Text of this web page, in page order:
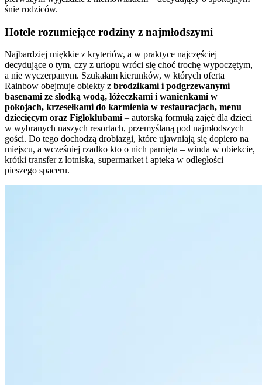
śnie rodziców.
Hotele rozumiejące rodziny z najmłodszymi
Najbardziej miękkie z kryteriów, a w praktyce najczęściej
decydujące o tym, czy z urlopu wróci się choć trochę wypoczętym,
a nie wyczerpanym. Szukałam kierunków, w których oferta
Rainbow obejmuje obiekty z brodzikami i podgrzewanymi
basenami ze słodką wodą, łóżeczkami i wanienkami w
pokojach, krzesełkami do karmienia w restauracjach, menu
dziecięcym oraz Figloklubami – autorską formułą zajęć dla dzieci
w wybranych naszych resortach, przemyślaną pod najmłodszych
gości. Do tego dochodzą drobiazgi, które ujawniają się dopiero na
miejscu, a wcześniej rzadko kto o nich pamięta – winda w obiekcie,
krótki transfer z lotniska, supermarket i apteka w odległości
pieszego spaceru.